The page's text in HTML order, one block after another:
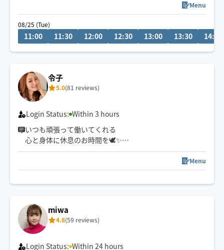
皆様に癒しと見た目の変化をお届けしたいです🍀
フェイシャル、ネイル、メイク、姿勢指導、セルライト
ケア得意です‼︎
Menu
08/25 (Tue)
11:00 11:30 12:00 12:30 13:00 13:30 14:00
令子
5.0(81 reviews)
Login Status: Within 3 hours
いつも頑張って働いてくれる
心と身体に休息のお時間を🕊️✨
オーダーメイドの施術をご提供🫧
ご対応させていただきます✨
施術が終わって初めてわかる
本来の身体の軽さをご体感ください🫧
Menu
miwa
4.8(59 reviews)
Login Status: Within 24 hours